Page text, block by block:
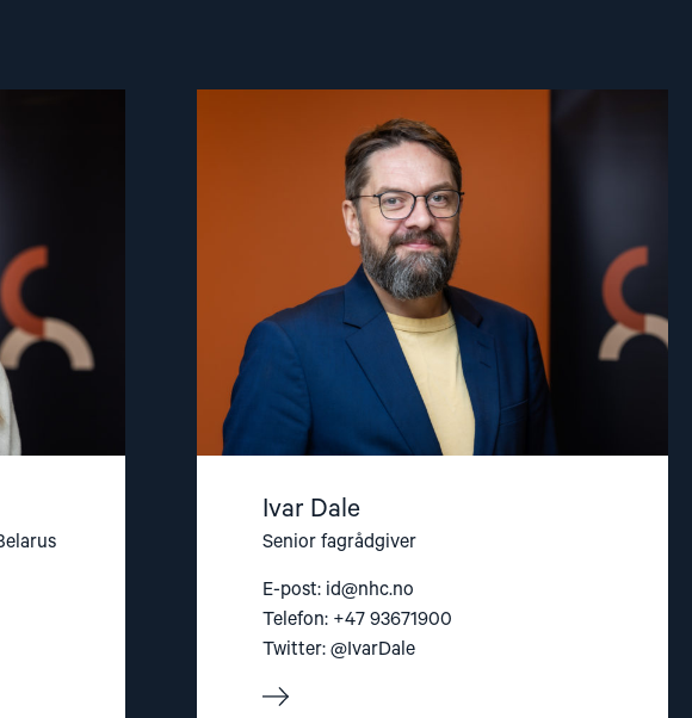
Ivar Dale
Senior fagrådgiver
E-post: id@nhc.no
Telefon: +47 93671900
Twitter: @IvarDale
"Ivar
Dale"